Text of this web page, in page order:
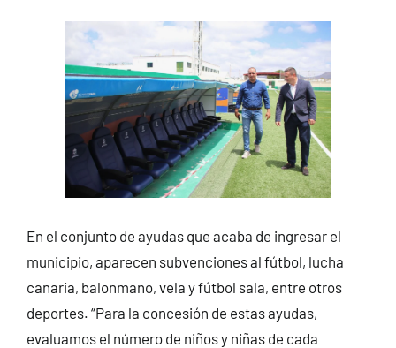
En el conjunto de ayudas que acaba de ingresar el
municipio, aparecen subvenciones al fútbol, lucha
canaria, balonmano, vela y fútbol sala, entre otros
deportes. “Para la concesión de estas ayudas,
evaluamos el número de niños y niñas de cada